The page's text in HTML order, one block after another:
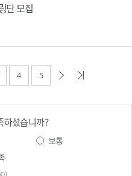
단 모집
4 5
하셨습니까?
보통